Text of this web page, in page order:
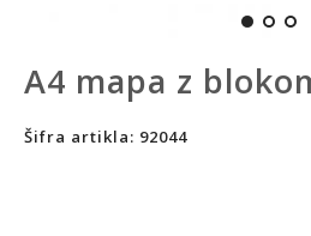
A4 mapa z
Šifra artikla: 92044